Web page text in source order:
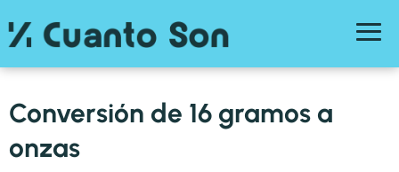
Conversión de 16 gramos a
onzas